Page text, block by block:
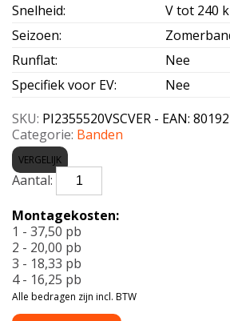
Snelheid:
V tot 240
Seizoen:
Runflat:
Nee
Specifiek voor EV:
Nee
SKU: PI2355520VSCVER - EAN:
Categorie: Banden
VERGELIJK
PIRELLI-
SCORPION
235/55
R20
102V
aantal
Montagekosten:
1 - 37,50 pb
2 - 20,00 pb
3 - 18,33 pb
4 - 16,25 pb
Alle bedragen zijn incl. BTW